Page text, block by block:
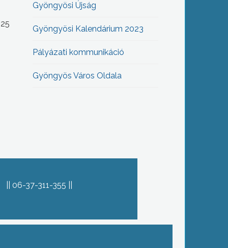
Gyöngyösi Újság
Gyöngyösi Kalendárium 2023
Pályázati kommunikáció
Gyöngyös Város Oldala
06-37-311-355